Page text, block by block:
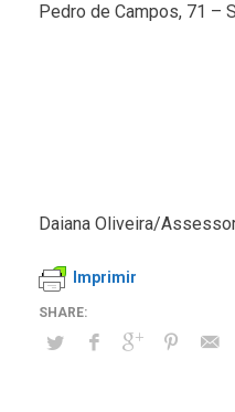
Pedro de Campos, 71 –
Daiana Oliveira/
Imprimir